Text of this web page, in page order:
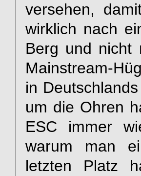
versehen,
wirklich nach
Berg und nicht
Mainstream-
in
um die Ohren
ESC immer
warum man
letzten Platz